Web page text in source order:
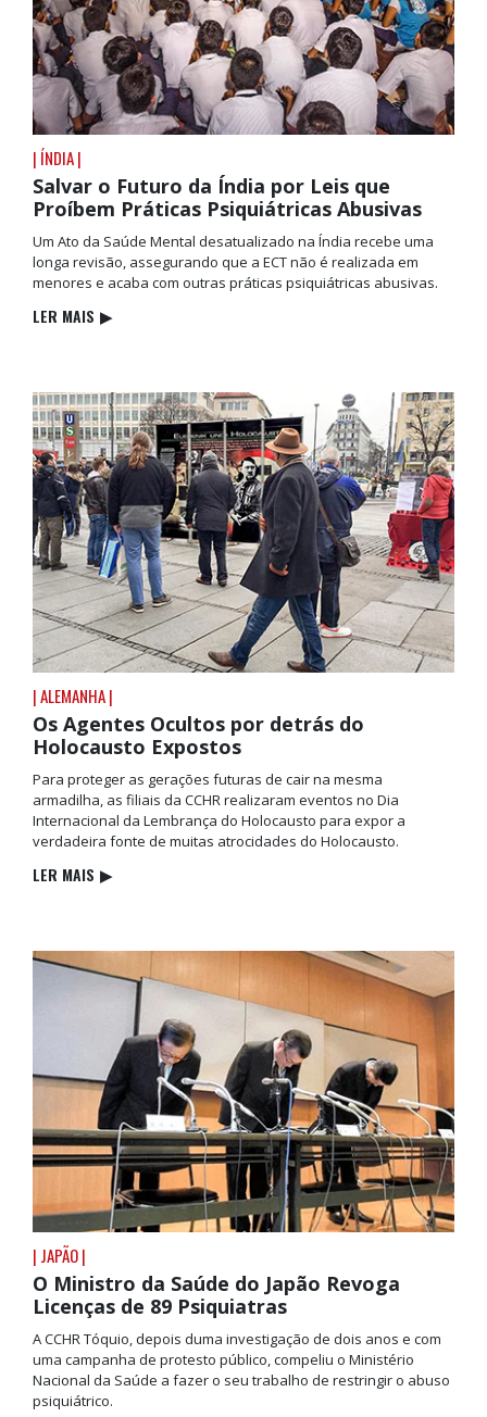
| ÍNDIA |
Salvar o Futuro da Índia por Leis que
Proíbem Práticas Psiquiátricas Abusivas
Um Ato da Saúde Mental desatualizado na Índia recebe uma
longa revisão, assegurando que a ECT não é realizada em
menores e acaba com outras práticas psiquiátricas abusivas.
LER MAIS ▶
| ALEMANHA |
Os Agentes Ocultos por detrás do
Holocausto Expostos
Para proteger as gerações futuras de cair na mesma
armadilha, as filiais da CCHR realizaram eventos no Dia
Internacional da Lembrança do Holocausto para expor a
verdadeira fonte de muitas atrocidades do Holocausto.
LER MAIS ▶
| JAPÃO |
O Ministro da Saúde do Japão Revoga
Licenças de 89 Psiquiatras
A CCHR Tóquio, depois duma investigação de dois anos e com
uma campanha de protesto público, compeliu o Ministério
Nacional da Saúde a fazer o seu trabalho de restringir o abuso
psiquiátrico.